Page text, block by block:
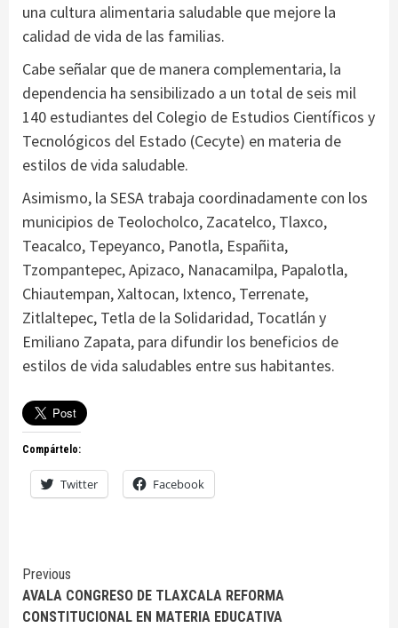
una cultura alimentaria saludable que mejore la
calidad de vida de las familias.
Cabe señalar que de manera complementaria, la
dependencia ha sensibilizado a un total de seis mil
140 estudiantes del Colegio de Estudios Científicos y
Tecnológicos del Estado (Cecyte) en materia de
estilos de vida saludable.
Asimismo, la SESA trabaja coordinadamente con los
municipios de Teolocholco, Zacatelco, Tlaxco,
Teacalco, Tepeyanco, Panotla, Españita,
Tzompantepec, Apizaco, Nanacamilpa, Papalotla,
Chiautempan, Xaltocan, Ixtenco, Terrenate,
Zitlaltepec, Tetla de la Solidaridad, Tocatlán y
Emiliano Zapata, para difundir los beneficios de
estilos de vida saludables entre sus habitantes.
Compártelo:
Twitter Facebook
Continue
Reading
Previous
AVALA CONGRESO DE TLAXCALA REFORMA
CONSTITUCIONAL EN MATERIA EDUCATIVA